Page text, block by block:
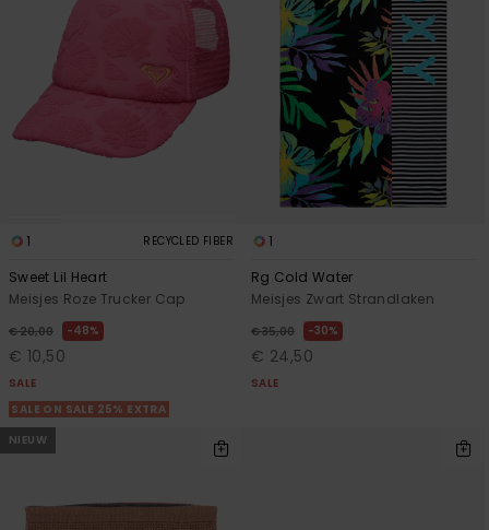
1 RECYCLED FIBER
Sweet Lil Heart
Meisjes Roze Trucker Cap
€ 20,00 48%
€ 10,50
SALE
SALE ON SALE 25% EXTRA
1
Rg Cold Water
Meisjes Zwart Strandlaken
€ 35,00 30%
€ 24,50
SALE
NIEUW